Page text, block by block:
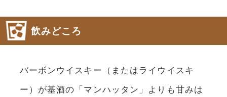
飲みどころ
バーボンウイスキー（またはライウイスキ
ー）が基酒の「マンハッタン」よりも甘みは